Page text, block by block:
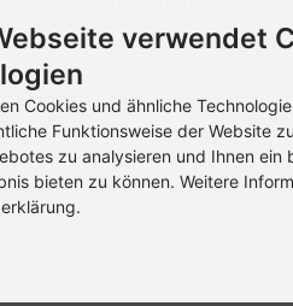
Echtheit der
verwendet
Cookies und ähnliche
Funktionsweise der Website
zu analysieren und Ihnen ein
bieten zu können. Weitere